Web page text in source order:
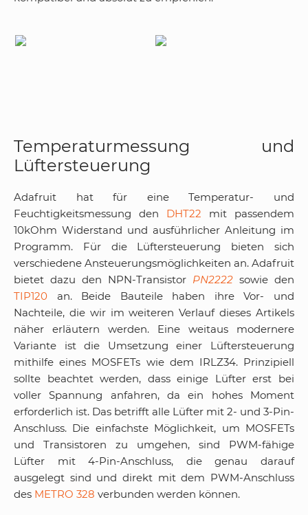
Temperaturmessung und
Lüftersteuerung
Adafruit hat für eine Temperatur- und
Feuchtigkeitsmessung den DHT22 mit passendem
10kOhm Widerstand und ausführlicher Anleitung im
Programm. Für die Lüftersteuerung bieten sich
verschiedene Ansteuerungsmöglichkeiten an. Adafruit
bietet dazu den NPN-Transistor PN2222 sowie den
TIP120 an. Beide Bauteile haben ihre Vor- und
Nachteile, die wir im weiteren Verlauf dieses Artikels
näher erläutern werden. Eine weitaus modernere
Variante ist die Umsetzung einer Lüftersteuerung
mithilfe eines MOSFETs wie dem IRLZ34. Prinzipiell
sollte beachtet werden, dass einige Lüfter erst bei
voller Spannung anfahren, da ein hohes Moment
erforderlich ist. Das betrifft alle Lüfter mit 2- und 3-Pin-
Anschluss. Die einfachste Möglichkeit, um MOSFETs
und Transistoren zu umgehen, sind PWM-fähige
Lüfter mit 4-Pin-Anschluss, die genau darauf
ausgelegt sind und direkt mit dem PWM-Anschluss
des METRO 328 verbunden werden können.